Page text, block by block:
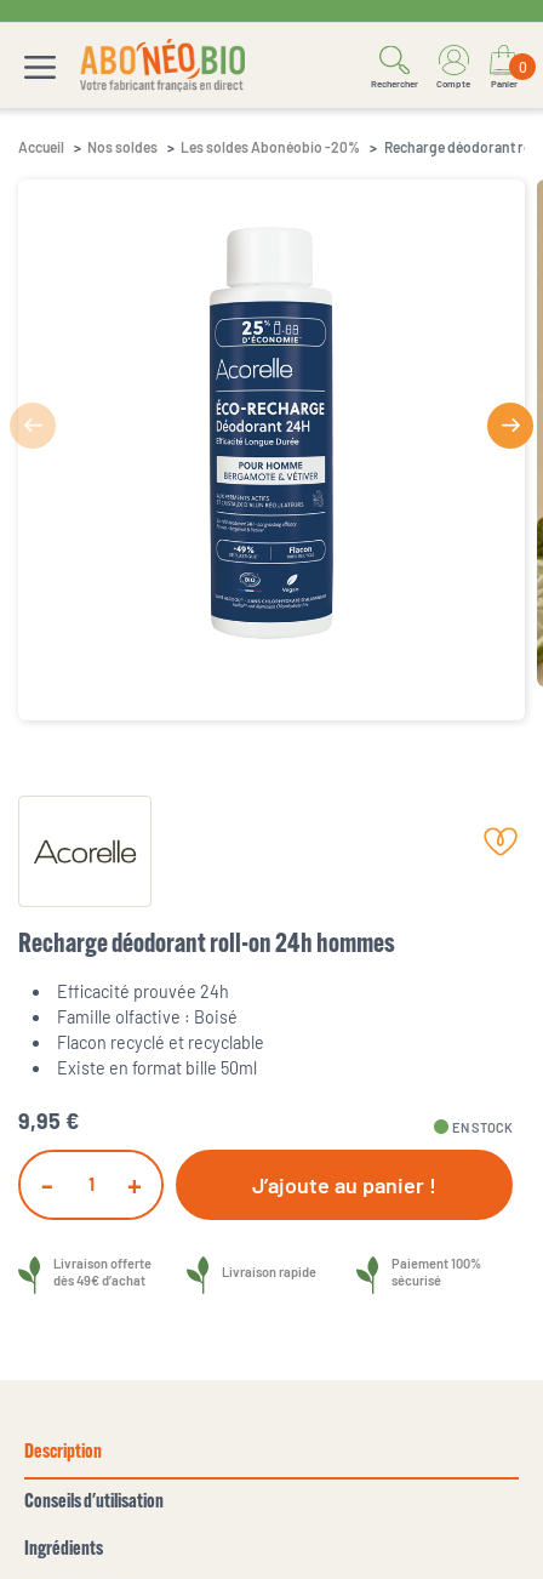
Rechercher Compte
0
Panier
Accueil Nos soldes Les soldes Abonéobio -20% Recharge déodorant
Recharge déodorant roll-on 24h hommes
Efficacité prouvée 24h
Famille olfactive : Boisé
Flacon recyclé et recyclable
Existe en format bille 50ml
9,95 € fiber_manual_record EN STOCK
- + J’ajoute au panier !
Livraison offerte
dès 49€ d’achat
Livraison rapide
Paiement 100%
sécurisé
Description
Conseils d'utilisation
Ingrédients